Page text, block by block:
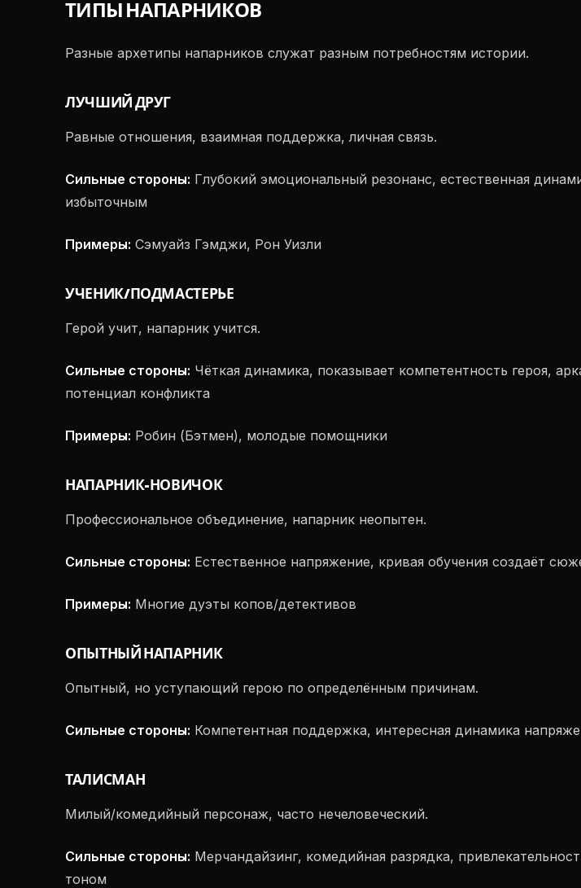
ТИПЫ НАПАРНИКОВ
Разные архетипы напарников служат разным потребностям истории.
ЛУЧШИЙ ДРУГ
Равные отношения, взаимная поддержка, личная связь.
Сильные стороны: Глубокий эмоциональный резонанс, естественная
избыточным
Примеры: Сэмуайз Гэмджи, Рон Уизли
УЧЕНИК/ПОДМАСТЕРЬЕ
Герой учит, напарник учится.
Сильные стороны: Чёткая динамика, показывает компетентность героя,
потенциал конфликта
Примеры: Робин (Бэтмен), молодые помощники
НАПАРНИК-НОВИЧОК
Профессиональное объединение, напарник неопытен.
Сильные стороны: Естественное напряжение, кривая обучения создаёт
Примеры: Многие дуэты копов/детективов
ОПЫТНЫЙ НАПАРНИК
Опытный, но уступающий герою по определённым причинам.
Сильные стороны: Компетентная поддержка, интересная динамика
ТАЛИСМАН
Милый/комедийный персонаж, часто нечеловеческий.
Сильные стороны: Мерчандайзинг, комедийная разрядка,
тоном